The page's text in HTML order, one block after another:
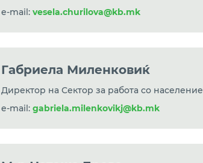
e-mail: vesela.churilova@kb.mk
Габриела Миленковиќ
Директор на Сектор за работа со население
e-mail: gabriela.milenkovikj@kb.mk